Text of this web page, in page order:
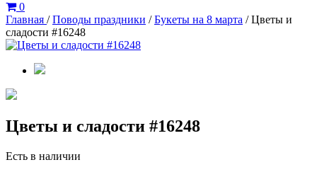
0
Главная /Поводы праздники /Букеты на 8 марта /Цветы и
сладости #16248
Цветы и сладости #16248
Есть в наличии